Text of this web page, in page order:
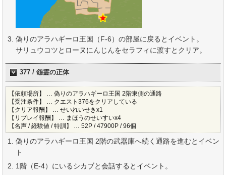
偽りのアラハギーロ王国（F-6）の部屋に戻るとイベント。
サリュウコツとローヌにんじんをセラフィに渡すとクリア。
377 / 怨霊の正体
【依頼場所】 … 偽りのアラハギーロ王国 2階東側の通路
【受注条件】 … クエスト376をクリアしている
【クリア報酬】 … せいれいせきx1
【リプレイ報酬】 … まほうのせいすいx4
【名声 / 経験値 / 特訓】 … 52P / 47900P / 96個
偽りのアラハギーロ王国 2階の武器庫へ続く通路を進むとイベン
ト
1階（E-4）にいるシカブと会話するとイベント。